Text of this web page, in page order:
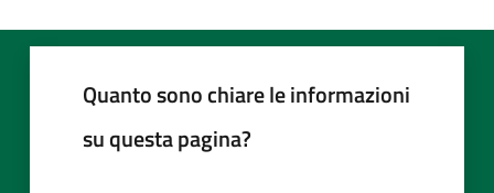
Quanto sono chiare le informazioni
su questa pagina?